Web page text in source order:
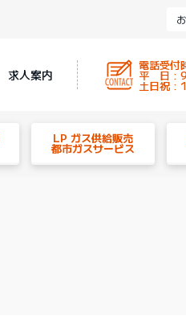
求人案内
電話受付
平 日 :
土日祝 :
LP ガス供給販売
都市ガスサービス